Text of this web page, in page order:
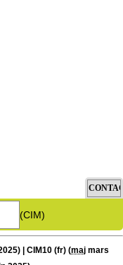
(CIM)
| CIM10 (fr) (maj mars